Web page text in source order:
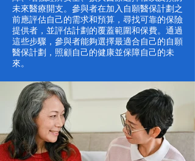
未來醫療開支。參與者在加入自願醫保計劃之
前應評估自己的需求和預算，尋找可靠的保險
提供者，並評估計劃的覆蓋範圍和保費。通過
這些步驟，參與者能夠選擇最適合自己的自願
醫保計劃，照顧自己的健康並保障自己的未
來。